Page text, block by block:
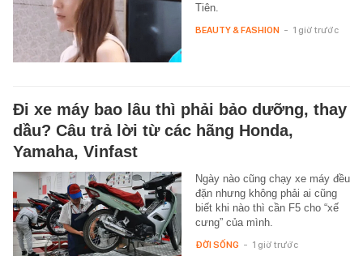
Tiên.
BEAUTY & FASHION - 1 giờ trước
Đi xe máy bao lâu thì phải bảo dưỡng, thay
dầu? Câu trả lời từ các hãng Honda,
Yamaha, Vinfast
Ngày nào cũng chạy xe máy đều
đặn nhưng không phải ai cũng
biết khi nào thì cần F5 cho “xế
cưng” của mình.
ĐỜI SỐNG - 1 giờ trước